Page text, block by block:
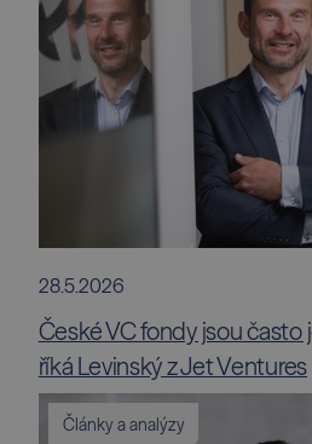
28.5.2026
České VC fondy jsou často
říká Levinský z Jet Ventures
Články a analýzy